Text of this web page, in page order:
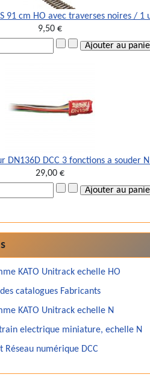
91 cm HO avec traverses noires / 1
9,50 €
DN136D DCC 3 fonctions a souder
29,00 €
KATO Unitrack echelle HO
catalogues Fabricants
KATO Unitrack echelle N
electrique miniature, echelle N
Réseau numérique DCC